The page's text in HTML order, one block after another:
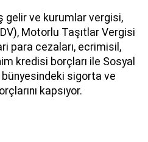
gelir ve kurumlar vergisi,
Motorlu Taşıtlar Vergisi
para cezaları, ecrimisil,
kredisi borçları ile Sosyal
sigorta ve
kapsıyor.